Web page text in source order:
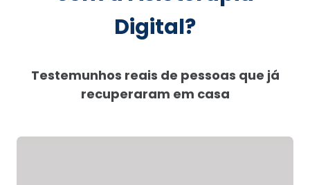
Digital?
Testemunhos reais de pessoas que já
recuperaram em casa